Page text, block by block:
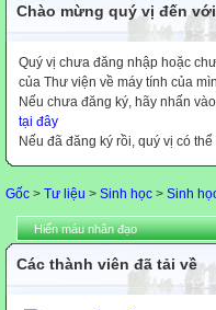
Chào mừng quý vị đến
Quý vị chưa đăng nhập hoặc
của Thư viện về máy tính của
Nếu chưa đăng ký, hãy nhấn
tại đây
Nếu đã đăng ký rồi, quý vị có
Gốc > Tư liệu > Sinh học > Sinh
Hiến máu nhân đạo
Các thành viên đã tải về